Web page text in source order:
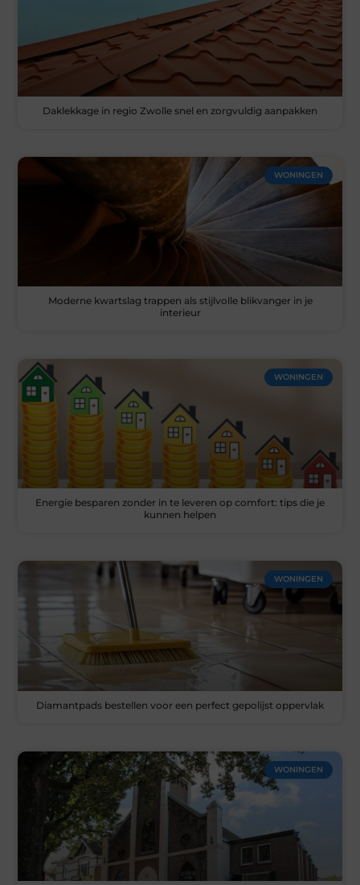
Daklekkage in regio Zwolle snel en zorgvuldig aanpakken
WONINGEN
Moderne kwartslag trappen als stijlvolle blikvanger in je
interieur
WONINGEN
Energie besparen zonder in te leveren op comfort: tips die je
kunnen helpen
WONINGEN
Diamantpads bestellen voor een perfect gepolijst oppervlak
WONINGEN